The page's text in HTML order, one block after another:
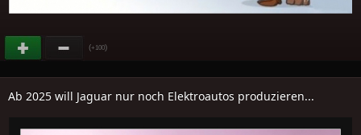
(+100)
Ab 2025 will Jaguar nur noch Elektroautos produzieren...